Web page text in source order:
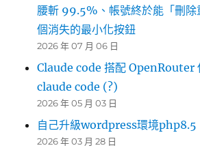
腰斬 99.5%、帳號終於能「刪除
個消失的最小化按鈕
2026 年 07 月 06 日
Claude code 搭配 OpenRouter
claude code (?)
2026 年 05 月 03 日
自己升級wordpress環境php8.5
2026 年 03 月 28 日